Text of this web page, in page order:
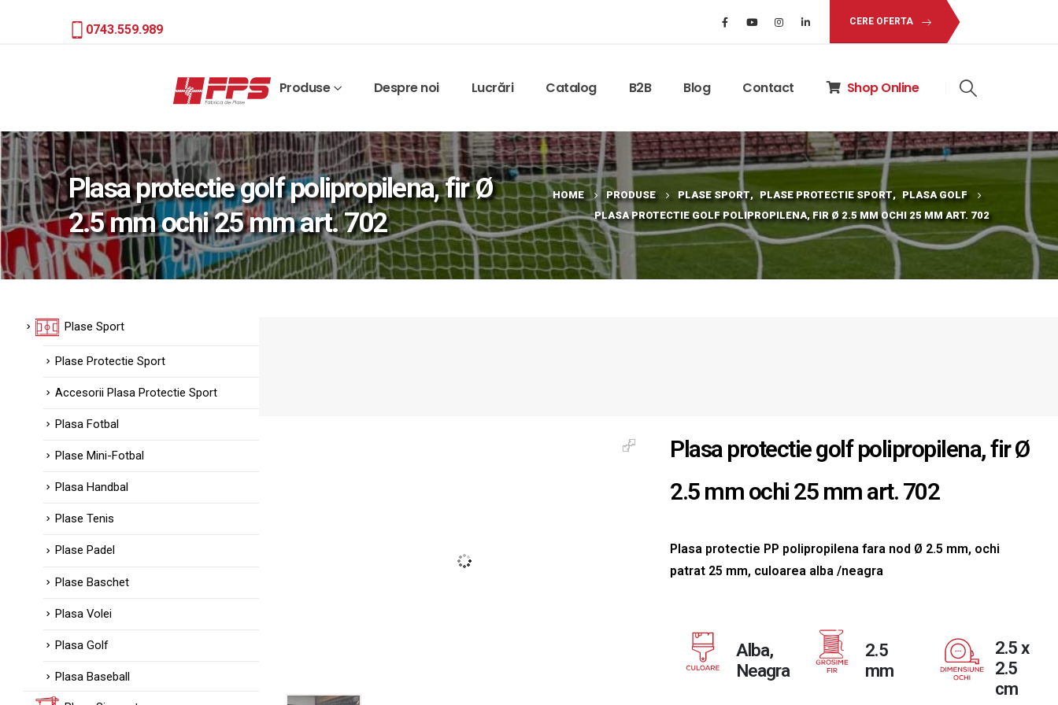
0743.559.989
CERE OFERTA
Produse Despre noi Lucrări Catalog B2B Blog Contact Shop Online
Plasa protectie golf polipropilena, fir Ø
2.5 mm ochi 25 mm art. 702
HOME PRODUSE PLASE SPORT, PLASE PROTECTIE SPORT, PLASA GOLF
PLASA PROTECTIE GOLF POLIPROPILENA, FIR Ø 2.5 MM OCHI 25 MM ART. 702
Plasa protectie golf polipropilena, fir Ø
2.5 mm ochi 25 mm art. 702
Plasa protectie PP polipropilena fara nod Ø 2.5 mm, ochi
patrat 25 mm, culoarea alba /neagra
Alba,
Neagra
2.5
mm
2.5 x
2.5
cm
Plase Sport
Plase Protectie Sport
Accesorii Plasa Protectie Sport
Plasa Fotbal
Plase Mini-Fotbal
Plasa Handbal
Plase Tenis
Plase Padel
Plase Baschet
Plasa Volei
Plasa Golf
Plasa Baseball